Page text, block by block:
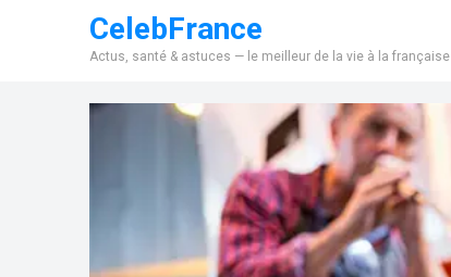
CelebFrance
Actus, santé & astuces — le meilleur de la vie à la française